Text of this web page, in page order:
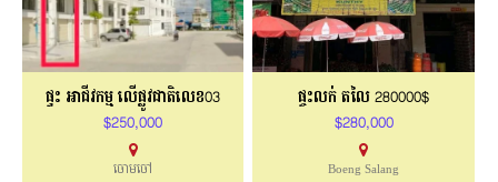
ផ្ទះ អាជីវកម្ម លើផ្លូវជាតិលេខ03
$250,000
ចោមចៅ
ផ្ចះលក់ តលៃ 280000$
$280,000
Boeng Salang